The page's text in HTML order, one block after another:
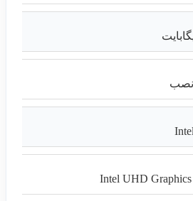
نصب
Intel
Intel UHD Graphics